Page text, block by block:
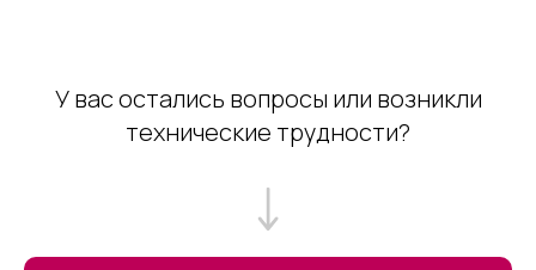
У вас остались вопросы или возникли
технические трудности?